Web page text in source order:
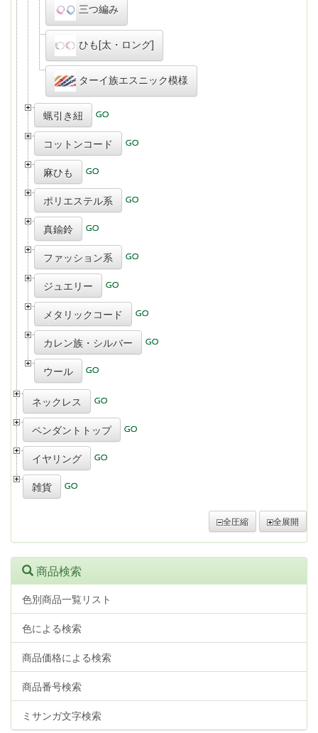
三つ編み
ひも[太・ロング]
ターイ族エスニック模様
蝋引き紐
コットンコード
麻ひも
ポリエステル系
真鍮鈴
ファッション系
ジュエリー
メタリックコード
カレン族・シルバー
ウール
ネックレス
ペンダントトップ
イヤリング
雑貨
全圧縮 全展開
商品検索
色別商品一覧リスト
色による検索
商品価格による検索
商品番号検索
ミサンガ文字検索